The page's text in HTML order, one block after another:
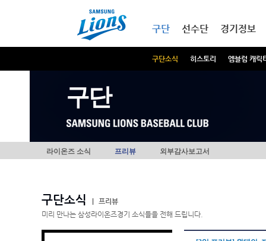
구단
구단소식 히스토리 엠블럼 캐릭
선수단 경기정보
구단
라이온즈 소식 프리뷰 외부감사보고서
구단소식
프리뷰
미리 만나는 삼성라이온즈경기 소식들을 전해 드립니다.